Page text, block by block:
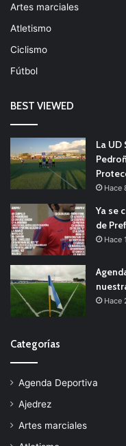
Artes marciales
Atletismo
Ciclismo
Fútbol
BEST VIEWED
La
Hace
Ya se
de
Hace
Hace
Categorías
Agenda Deportiva
Ajedrez
Artes marciales